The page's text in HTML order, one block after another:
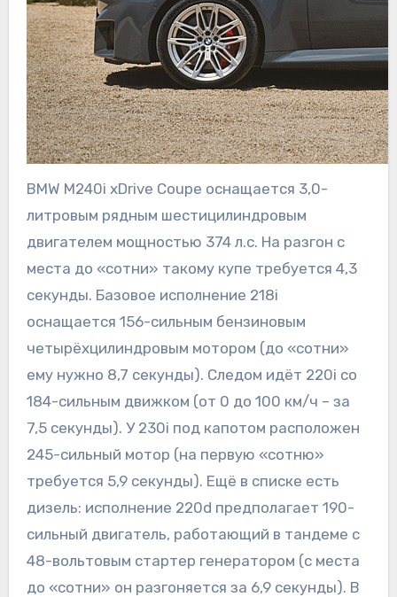
BMW M240i xDrive Coupe оснащается 3,0-
литровым рядным шестицилиндровым
двигателем мощностью 374 л.с. На разгон с
места до «сотни» такому купе требуется 4,3
секунды. Базовое исполнение 218i
оснащается 156-сильным бензиновым
четырёхцилиндровым мотором (до «сотни»
ему нужно 8,7 секунды). Следом идёт 220i со
184-сильным движком (от 0 до 100 км/ч – за
7,5 секунды). У 230i под капотом расположен
245-сильный мотор (на первую «сотню»
требуется 5,9 секунды). Ещё в списке есть
дизель: исполнение 220d предполагает 190-
сильный двигатель, работающий в тандеме с
48-вольтовым стартер генератором (с места
до «сотни» он разгоняется за 6,9 секунды). В